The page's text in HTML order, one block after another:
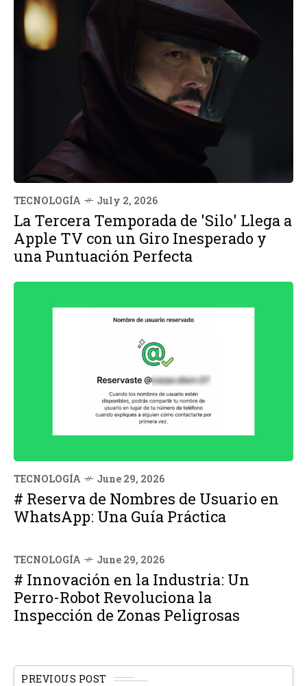
TECNOLOGÍA July 2, 2026
La Tercera Temporada de 'Silo' Llega a
Apple TV con un Giro Inesperado y
una Puntuación Perfecta
TECNOLOGÍA June 29, 2026
# Reserva de Nombres de Usuario en
WhatsApp: Una Guía Práctica
TECNOLOGÍA June 29, 2026
# Innovación en la Industria: Un
Perro-Robot Revoluciona la
Inspección de Zonas Peligrosas
PREVIOUS POST